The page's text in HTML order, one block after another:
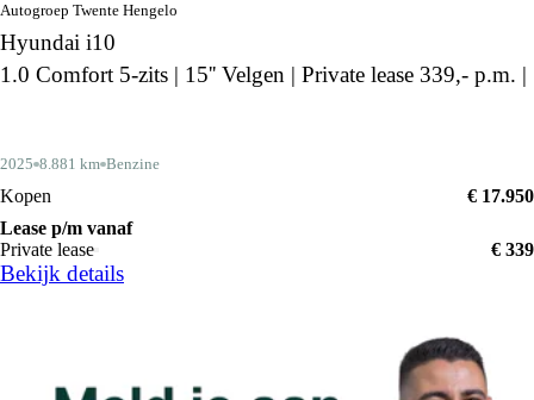
Autogroep Twente Hengelo
Hyundai i10
1.0 Comfort 5-zits | 15'' Velgen | Private lease 339,- p.m. |
2025 8.881 km Benzine
Kopen
€ 17.950
Lease p/m vanaf
Private lease
€ 339
Bekijk details